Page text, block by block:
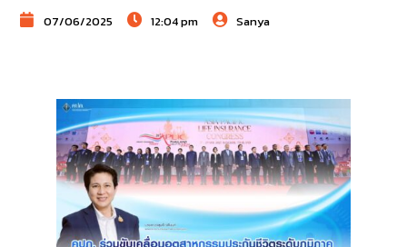
07/06/2025 12:04 pm Sanya